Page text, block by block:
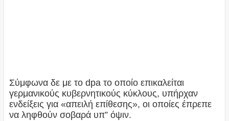
Σύμφωνα δε με το dpa το οποίο επικαλείται
γερμανικούς κυβερνητικούς κύκλους, υπήρχαν
ενδείξεις για «απειλή επίθεσης», οι οποίες έπρεπε
να ληφθούν σοβαρά υπ” όψιν.